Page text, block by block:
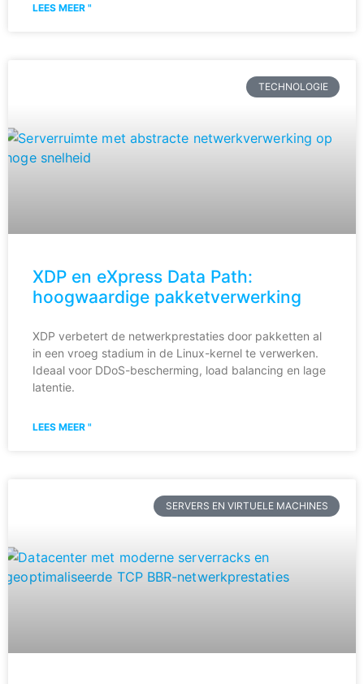
LEES MEER "
TECHNOLOGIE
XDP en eXpress Data Path:
hoogwaardige pakketverwerking
XDP verbetert de netwerkprestaties door pakketten al
in een vroeg stadium in de Linux-kernel te verwerken.
Ideaal voor DDoS-bescherming, load balancing en lage
latentie.
LEES MEER "
SERVERS EN VIRTUELE MACHINES